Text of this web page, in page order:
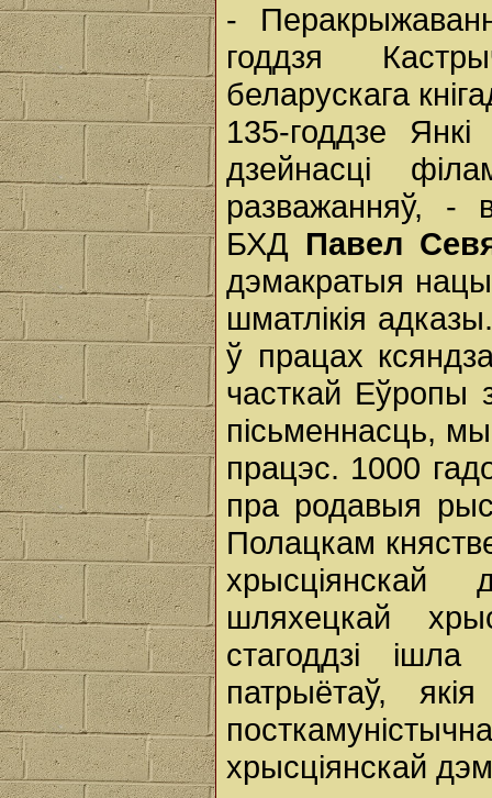
-
годдзя
беларускага
135-годдзе
дзейнасці
разважанняў, -
БХД Павел
дэмакратыя
шматлікія
ў працах
часткай Еўропы
пісьменнасць,
працэс. 1000
пра родавыя
Полацкам
шляхецкай
стагоддзі
патрыётаў,
хрысціянскай